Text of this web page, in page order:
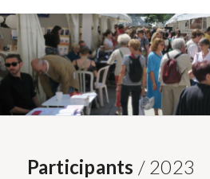
Participants / 2023